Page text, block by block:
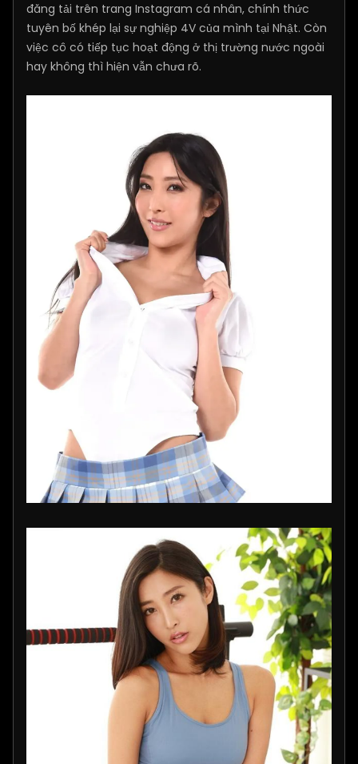
đăng tải trên trang Instagram cá nhân, chính thức
tuyên bố khép lại sự nghiệp 4V của mình tại Nhật. Còn
việc cô có tiếp tục hoạt động ở thị trường nước ngoài
hay không thì hiện vẫn chưa rõ.